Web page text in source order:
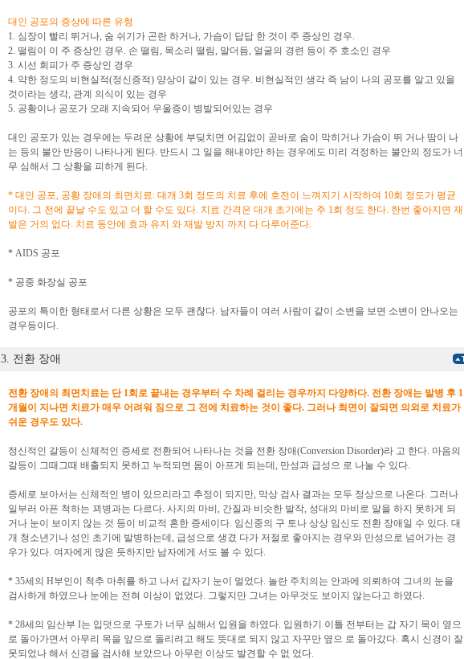
대인 공포의 증상에 따른 유형
1. 심장이 빨리 뛰거나, 숨 쉬기가 곤란 하거나, 가슴이 답답 한 것이 주 증상인 경우.
2. 떨림이 이 주 증상인 경우. 손 떨림, 목소리 떨림, 말더듬, 얼굴의 경련 등이 주 호소인 경우
3. 시선 회피가 주 증상인 경우
4. 약한 정도의 비현실적(정신증적) 양상이 같이 있는 경우. 비현실적인 생각 즉 남이 나의 공포를 알고 있을
것이라는 생각, 관계 의식이 있는 경우
5. 공황이나 공포가 오래 지속되어 우울증이 병발되어있는 경우
대인 공포가 있는 경우에는 두려운 상황에 부딪치면 어김없이 곧바로 숨이 막히거나 가슴이 뛰 거나 땀이 나
는 등의 불안 반응이 나타나게 된다. 반드시 그 일을 해내야만 하는 경우에도 미리 걱정하는 불안의 정도가 너
무 심해서 그 상황을 피하게 된다.
* 대인 공포, 공황 장애의 최면치료: 대개 3회 정도의 치료 후에 호전이 느껴지기 시작하여 10회 정도가 평균
이다. 그 전에 끝날 수도 있고 더 할 수도 있다. 치료 간격은 대개 초기에는 주 1회 정도 한다. 한번 좋아지면 재
발은 거의 없다. 치료 동안에 효과 유지 와 재발 방지 까지 다 다루어준다.
* AIDS 공포
* 공중 화장실 공포
공포의 특이한 형태로서 다른 상황은 모두 괜찮다. 남자들이 여러 사람이 같이 소변을 보면 소변이 안나오는
경우등이다.
3. 전환 장애
전환 장애의 최면치료는 단 1회로 끝내는 경우부터 수 차례 걸리는 경우까지 다양하다. 전환 장애는 발병 후 1
개월이 지나면 치료가 매우 어려워 짐으로 그 전에 치료하는 것이 좋다. 그러나 최면이 잘되면 의외로 치료가
쉬운 경우도 있다.
정신적인 갈등이 신체적인 증세로 전환되어 나타나는 것을 전환 장애(Conversion Disorder)라 고 한다. 마음의
갈등이 그때그때 배출되지 못하고 누적되면 몸이 아프게 되는데, 만성과 급성으 로 나눌 수 있다.
증세로 보아서는 신체적인 병이 있으리라고 추정이 되지만, 막상 검사 결과는 모두 정상으로 나온다. 그러나
일부러 아픈 척하는 꾀병과는 다르다. 사지의 마비, 간질과 비슷한 발작, 성대의 마비로 말을 하지 못하게 되
거나 눈이 보이지 않는 것 등이 비교적 흔한 증세이다. 임신중의 구 토나 상상 임신도 전환 장애일 수 있다. 대
개 청소년기나 성인 초기에 발병하는데, 급성으로 생겼 다가 저절로 좋아지는 경우와 만성으로 넘어가는 경
우가 있다. 여자에게 많은 듯하지만 남자에게 서도 볼 수 있다.
* 35세의 H부인이 척추 마취를 하고 나서 갑자기 눈이 멀었다. 놀란 주치의는 안과에 의뢰하여 그녀의 눈을
검사하게 하였으나 눈에는 전혀 이상이 없었다. 그렇지만 그녀는 아무것도 보이지 않는다고 하였다.
* 28세의 임산부 I는 입덧으로 구토가 너무 심해서 입원을 하였다. 입원하기 이틀 전부터는 갑 자기 목이 옆으
로 돌아가면서 아무리 목을 앞으로 돌리려고 해도 뜻대로 되지 않고 자꾸만 옆으 로 돌아갔다. 혹시 신경이 잘
못되었나 해서 신경을 검사해 보았으나 아무런 이상도 발견할 수 없 었다.